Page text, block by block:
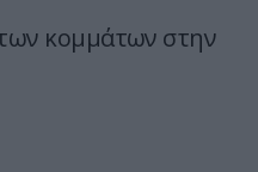
κομμάτων στην